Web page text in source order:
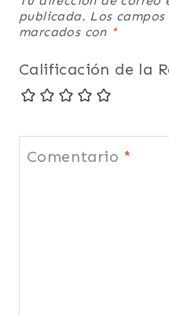
publicada. Los
marcados con *
Calificación de la
Comentario *